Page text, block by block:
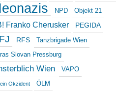
NPD Objekt 21
Franko Cherusker PEGIDA
RFS
Tanzbrigade Wien
Slovan Pressburg
Wien VAPO
Okzident ÖLM